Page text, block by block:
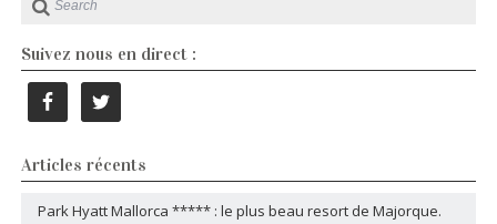
Suivez nous en direct :
Articles récents
Park Hyatt Mallorca ***** : le plus beau resort de Majorque.